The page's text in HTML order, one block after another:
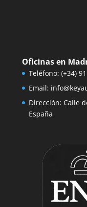
Oficinas en
Teléfono: (+34)
Email:
Dirección: Calle
España